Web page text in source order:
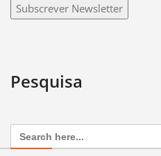
Subscrever Newsletter
Pesquisa
Search
for: